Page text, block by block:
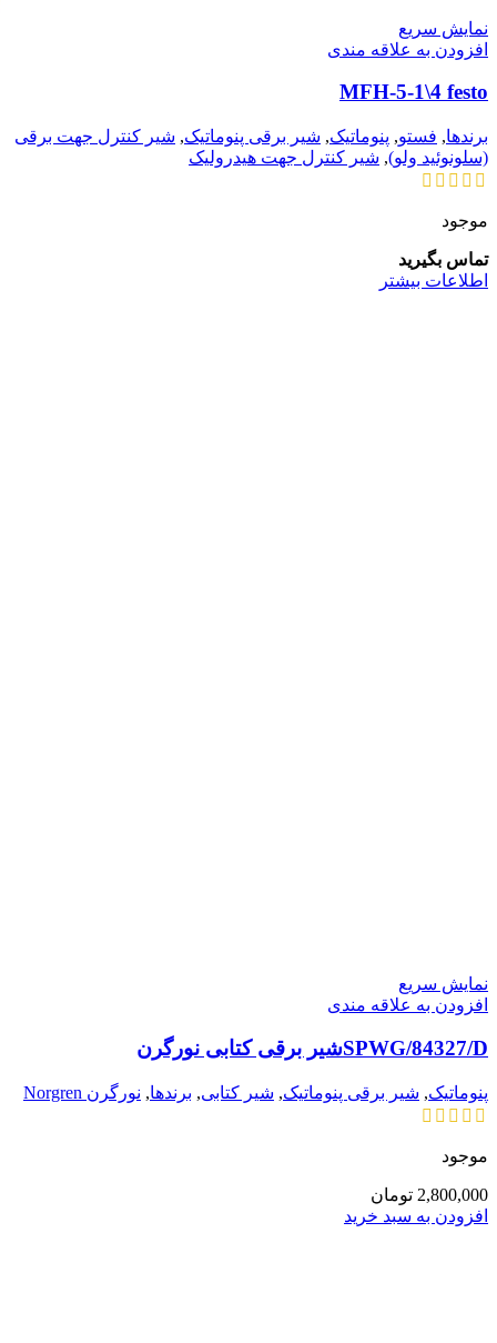
نمایش سریع
افزودن به علاقه مندی
MFH-5-1\4 festo
برندها, فستو, پنوماتیک, شیر برقی پنوماتیک, شیر کنترل جهت برقی
(سلونوئید ولو), شیر کنترل جهت هیدرولیک
موجود
تماس بگیرید
اطلاعات بیشتر
نمایش سریع
افزودن به علاقه مندی
SPWG/84327/Dشیر برقی کتابی نورگرن
پنوماتیک, شیر برقی پنوماتیک, شیر کتابی, برندها, نورگرن Norgren
موجود
2,800,000 تومان
افزودن به سبد خرید